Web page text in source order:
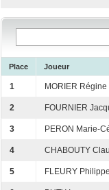
Place Joueur
1 MORIER Régine
2 FOURNIER
3 PERON Marie-
4 CHABOUTY
5 FLEURY